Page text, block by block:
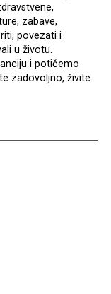
zabave,
povezati i
u životu.
i potičemo
zadovoljno, živite